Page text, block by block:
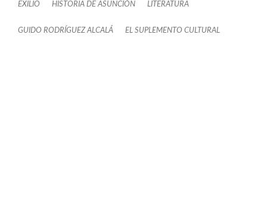
EXILIO HISTORIA DE ASUNCIÓN LITERATURA
GUIDO RODRÍGUEZ ALCALÁ EL SUPLEMENTO CULTURAL